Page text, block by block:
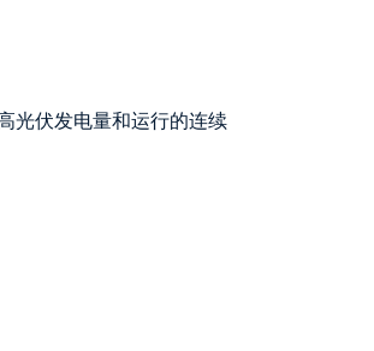
光伏发电量和运行的连续